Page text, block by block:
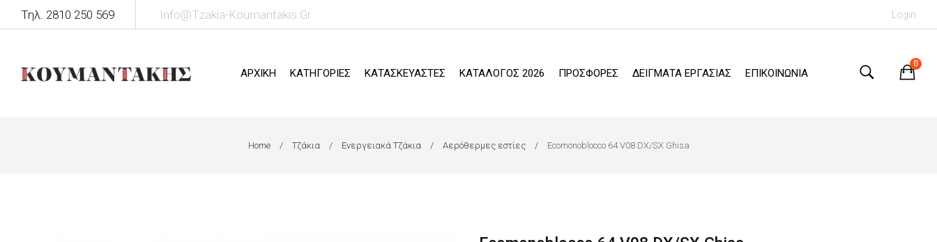
Τηλ. 2810 250 569 Info@tzakia-Koumantakis.gr Login
ΑΡΧΙΚΗ ΚΑΤΗΓΟΡΙΕΣ ΚΑΤΑΣΚΕΥΑΣΤΕΣ ΚΑΤΑΛΟΓΟΣ 2026 ΠΡΟΣΦΟΡΕΣ ΔΕΙΓΜΑΤΑ ΕΡΓΑΣΙΑΣ ΕΠΙΚΟΙΝΩΝΙΑ
0
Home Τζάκια Ενεργειακά Τζάκια Αερόθερμες εστίες Ecomonoblocco 64 V08 DX/SX Ghisa